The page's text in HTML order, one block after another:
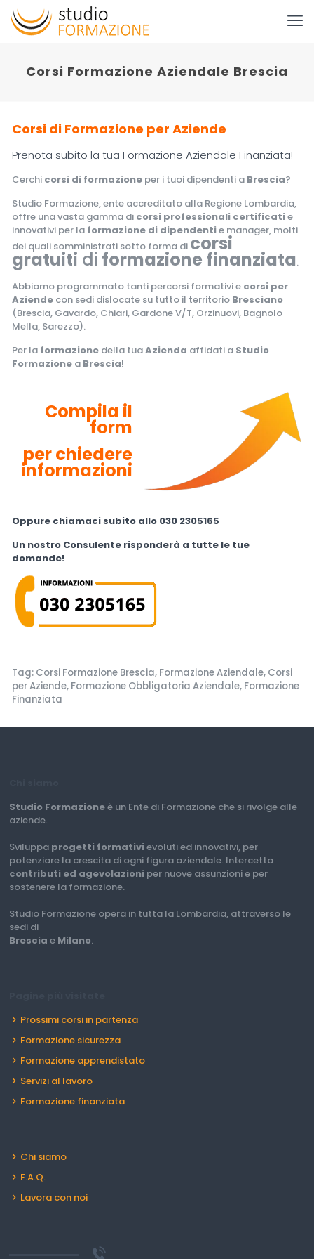
Corsi Formazione Aziendale Brescia
Corsi di Formazione per Aziende
Prenota subito la tua Formazione Aziendale Finanziata!
Cerchi corsi di formazione per i tuoi dipendenti a Brescia?
Studio Formazione, ente accreditato alla Regione Lombardia,
offre una vasta gamma di corsi professionali certificatie
innovativi per la formazione di dipendentie manager, molti
dei quali somministrati sotto forma di corsi
gratuiti di formazione finanziata.
Abbiamo programmato tanti percorsi formativi e corsi per
Aziende con sedi dislocate su tutto il territorio Bresciano
(Brescia, Gavardo, Chiari, Gardone V/T, Orzinuovi, Bagnolo
Mella, Sarezzo).
Per la formazione della tuaAzienda affidati a Studio
Formazione a Brescia!
Compila il
form
per chiedere
informazioni
Oppure chiamaci subito allo 030 2305165
Un nostro Consulente risponderà a tutte le tue
domande!
Tag: Corsi Formazione Brescia, Formazione Aziendale, Corsi
per Aziende, Formazione Obbligatoria Aziendale, Formazione
Finanziata
Studio Formazioneè un Ente di Formazione che si rivolge alle
aziende.
Sviluppa progetti formativi evoluti ed innovativi, per
potenziare la crescita di ogni figura aziendale. Intercetta
contributi ed agevolazioni per nuove assunzioni e per
sostenere la formazione.
Studio Formazione opera in tutta la Lombardia, attraverso le
sedi di
Brescia e Milano.
Prossimi corsi in partenza
Formazione sicurezza
Formazione apprendistato
Servizi al lavoro
Formazione finanziata
Chi siamo
F.A.Q.
Lavora con noi